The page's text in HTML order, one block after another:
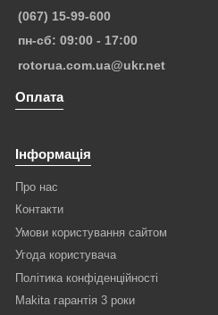
(067) 15-99-600
пн-сб: 09:00 - 17:00
rotorua.com.ua@ukr.net
Оплата
Інформація
Про нас
Контакти
Умови користування сайтом
Угода користувача
Політика конфіденційності
Makita гарантія 3 роки